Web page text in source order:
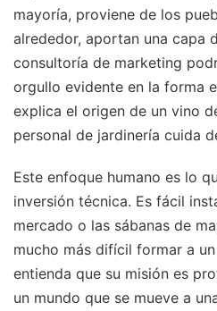
mayoría, proviene de los
alrededor, aportan una capa
consultoría de marketing
orgullo evidente en la forma
explica el origen de un vino
personal de jardinería cuida
Este enfoque humano es lo
inversión técnica. Es fácil
mercado o las sábanas de
mucho más difícil formar a
entienda que su misión es
un mundo que se mueve a